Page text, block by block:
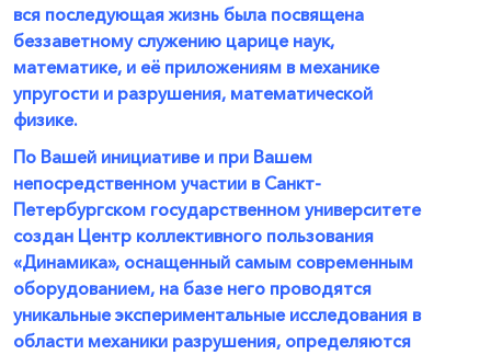
вся последующая жизнь была посвящена
беззаветному служению царице наук,
математике, и её приложениям в механике
упругости и разрушения, математической
физике.
По Вашей инициативе и при Вашем
непосредственном участии в Санкт-
Петербургском государственном университете
создан Центр коллективного пользования
«Динамика», оснащенный самым современным
оборудованием, на базе него проводятся
уникальные экспериментальные исследования в
области механики разрушения, определяются